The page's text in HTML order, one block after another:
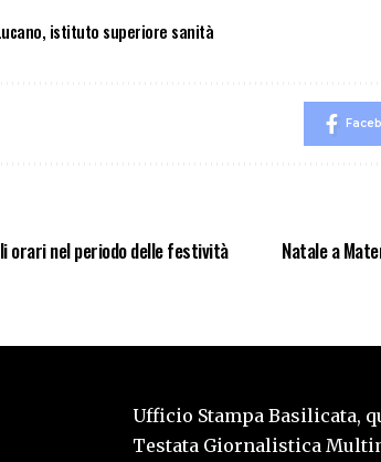
, istituto superiore sanità
orari nel periodo delle festività
Natale a
Ufficio Stampa Basilicata,
Testata Giornalistica